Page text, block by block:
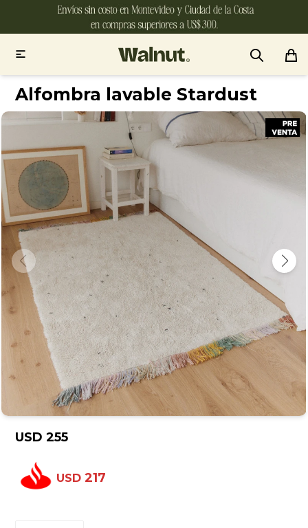

Alfombra lavable Stardust
USD 255
USD 217